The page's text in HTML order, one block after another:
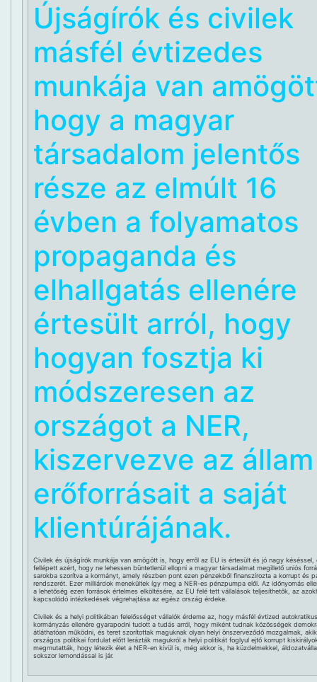
Újságírók és civilek
másfél évtizedes
munkája van
hogy a magyar
társadalom jelentős
része az elmúlt 16
évben a folyamatos
propaganda és
elhallgatás ellenére
értesült arról, hogy
hogyan fosztja ki
módszeresen az
országot a NER,
kiszervezve az állam
erőforrásait a saját
klientúrájának.
Civilek és újságírók munkája van amögött is, hogy erről az EU is értesült és jó nagy késéssel,
fellépett azért, hogy ne lehessen büntetlenül ellopni a magyar társadalmat megillető uniós
sarokba szorítva a kormányt, amely részben pont ezen pénzekből finanszírozta a korrupt és
rendszerét. Ezer milliárdok menekültek így meg a NER-es pénzpumpa elől. Az időnyomás
a lehetőség ezen források értelmes elköltésére, az EU felé tett vállalások teljesíthetők, az
kapcsolódó intézkedések végrehajtása az egész ország érdeke.
Civilek és a helyi politikában felelősséget vállalók érdeme az, hogy másfél évtized autokratikus
kormányzás ellenére gyarapodni tudott a tudás arról, hogy miként tudnak közösségek
átláthatóan működni, és teret szorítottak maguknak olyan helyi önszerveződő mozgalmak,
országos politikai fordulat előtt lerázták magukról a helyi politikát foglyul ejtő korrupt
megmutatták, hogy létezik élet a NER-en kívül is, még akkor is, ha küzdelmekkel,
sokszor lemondással is jár.